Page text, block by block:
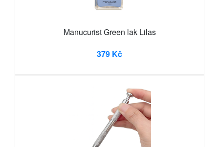
Manucurist Green lak Lilas
379 Kč